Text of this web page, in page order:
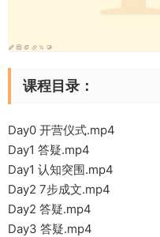
课程目录：
Day0 开营仪式.mp4
Day1 答疑.mp4
Day1 认知突围.mp4
Day2 7步成文.mp4
Day2 答疑.mp4
Day3 答疑.mp4